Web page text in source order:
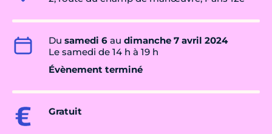
Du samedi 6 au dimanche 7 avril 2024
Le samedi de 14 h à 19 h
Évènement terminé
Gratuit